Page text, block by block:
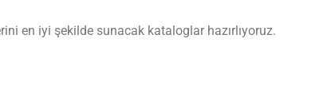
en iyi şekilde sunacak kataloglar hazırlıyoruz.